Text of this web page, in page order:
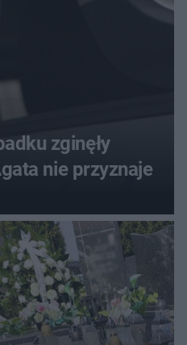
zginęły
nie przyznaje